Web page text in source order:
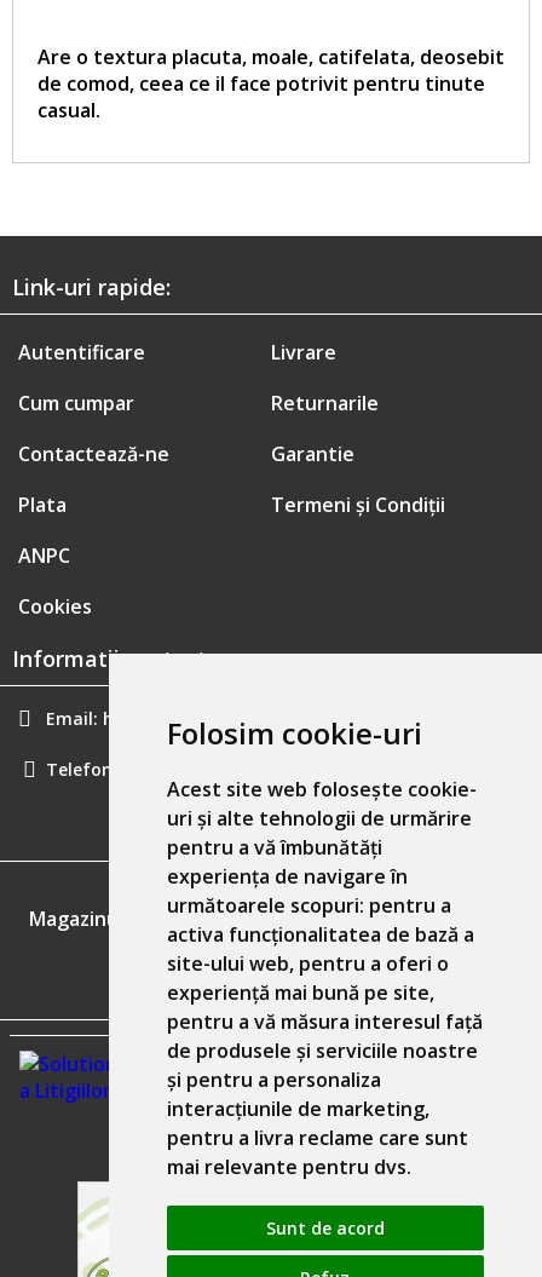
Folosim cookie-uri
Acest site web folosește cookie-
uri și alte tehnologii de urmărire
pentru a vă îmbunătăți
experiența de navigare în
următoarele scopuri: pentru a
activa funcționalitatea de bază a
site-ului web, pentru a oferi o
experiență mai bună pe site,
pentru a vă măsura interesul față
de produsele și serviciile noastre
și pentru a personaliza
interacțiunile de marketing,
pentru a livra reclame care sunt
mai relevante pentru dvs.
Sunt de acord
Are o textura placuta, moale, catifelata, deosebit
de comod, ceea ce il face potrivit pentru tinute
casual.
Link-uri rapide:
Autentificare
Cum cumpar
Contactează-ne
Plata
Livrare
Returnarile
Garantie
Termeni și Condiții
ANPC
Cookies
Informatii contact:
Email: hainecomode@gmail.com
Telefon:
GDPR
Magazinul nostru respecta 100% prevederile GDPR.
Informatiile mele personale